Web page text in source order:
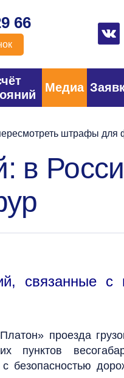
66
Медиа
штрафы для
в
связанные с
проезда
пунктов
безопасностью